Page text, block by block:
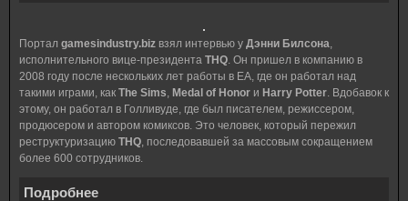
Портал gamesindustry.biz взял интервью у Дэнни Билсона,
исполнительного вице-президента THQ. Он пришел в компанию в
2008 году после нескольких лет работы в ЕА, где он работал над
такими играми, как The Sims, Medal of Honor и Harry Potter. Вдобавок к
этому, он работал в Голливуде, где был писателем, режиссером,
продюсером и автором комиксов. Это человек, который пережил
реструктуризацию THQ, последовавшей за массовым сокращением
более 600 сотрудников.
Подробнее